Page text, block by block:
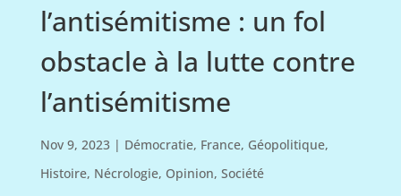
l’antisémitisme : un fol
obstacle à la lutte contre
l’antisémitisme
Nov 9, 2023| Démocratie, France, Géopolitique,
Histoire, Nécrologie, Opinion, Société